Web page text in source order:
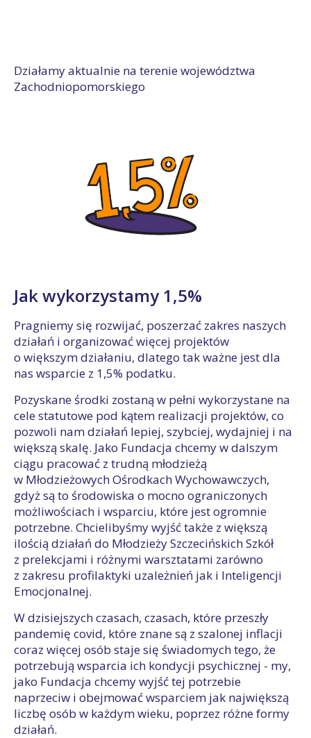
Działamy aktualnie na terenie województwa
Zachodniopomorskiego
Jak wykorzystamy 1,5%
Pragniemy się rozwijać, poszerzać zakres naszych
działań i organizować więcej projektów
o większym działaniu, dlatego tak ważne jest dla
nas wsparcie z 1,5% podatku.
Pozyskane środki zostaną w pełni wykorzystane na
cele statutowe pod kątem realizacji projektów, co
pozwoli nam działań lepiej, szybciej, wydajniej i na
większą skalę. Jako Fundacja chcemy w dalszym
ciągu pracować z trudną młodzieżą
w Młodzieżowych Ośrodkach Wychowawczych,
gdyż są to środowiska o mocno ograniczonych
możliwościach i wsparciu, które jest ogromnie
potrzebne. Chcielibyśmy wyjść także z większą
ilością działań do Młodzieży Szczecińskich Szkół
z prelekcjami i różnymi warsztatami zarówno
z zakresu profilaktyki uzależnień jak i Inteligencji
Emocjonalnej.
W dzisiejszych czasach, czasach, które przeszły
pandemię covid, które znane są z szalonej inflacji
coraz więcej osób staje się świadomych tego, że
potrzebują wsparcia ich kondycji psychicznej - my,
jako Fundacja chcemy wyjść tej potrzebie
naprzeciw i obejmować wsparciem jak największą
liczbę osób w każdym wieku, poprzez różne formy
działań.